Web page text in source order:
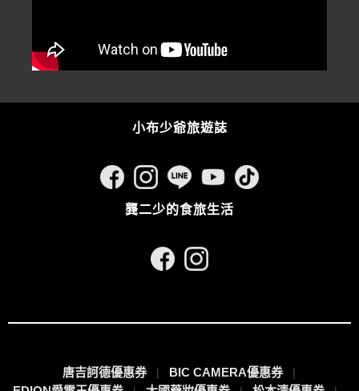
小布少爺旅遊誌
龔二少的食旅生活
唐吉訶德優惠券
BIC CAMERA優惠券